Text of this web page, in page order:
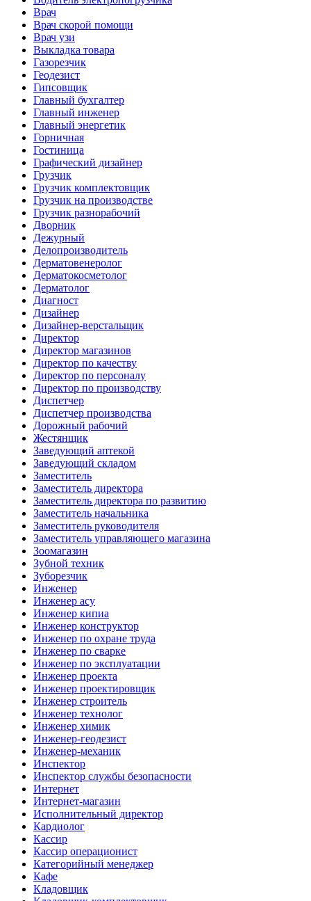
Врач
Врач скорой помощи
Врач узи
Выкладка товара
Газорезчик
Геодезист
Гипсовщик
Главный бухгалтер
Главный инженер
Главный энергетик
Горничная
Гостиница
Графический дизайнер
Грузчик
Грузчик комплектовщик
Грузчик на производстве
Грузчик разнорабочий
Дворник
Дежурный
Делопроизводитель
Дерматовенеролог
Дерматокосметолог
Дерматолог
Диагност
Дизайнер
Дизайнер-верстальщик
Директор
Директор магазинов
Директор по качеству
Директор по персоналу
Директор по производству
Диспетчер
Диспетчер производства
Дорожный рабочий
Жестянщик
Заведующий аптекой
Заведующий складом
Заместитель
Заместитель директора
Заместитель директора по развитию
Заместитель начальника
Заместитель руководителя
Заместитель управляющего магазина
Зоомагазин
Зубной техник
Зуборезчик
Инженер
Инженер асу
Инженер кипиа
Инженер конструктор
Инженер по охране труда
Инженер по сварке
Инженер по эксплуатации
Инженер проекта
Инженер проектировщик
Инженер строитель
Инженер технолог
Инженер химик
Инженер-геодезист
Инженер-механик
Инспектор
Инспектор службы безопасности
Интернет
Интернет-магазин
Исполнительный директор
Кардиолог
Кассир
Кассир операционист
Категорийный менеджер
Кафе
Кладовщик